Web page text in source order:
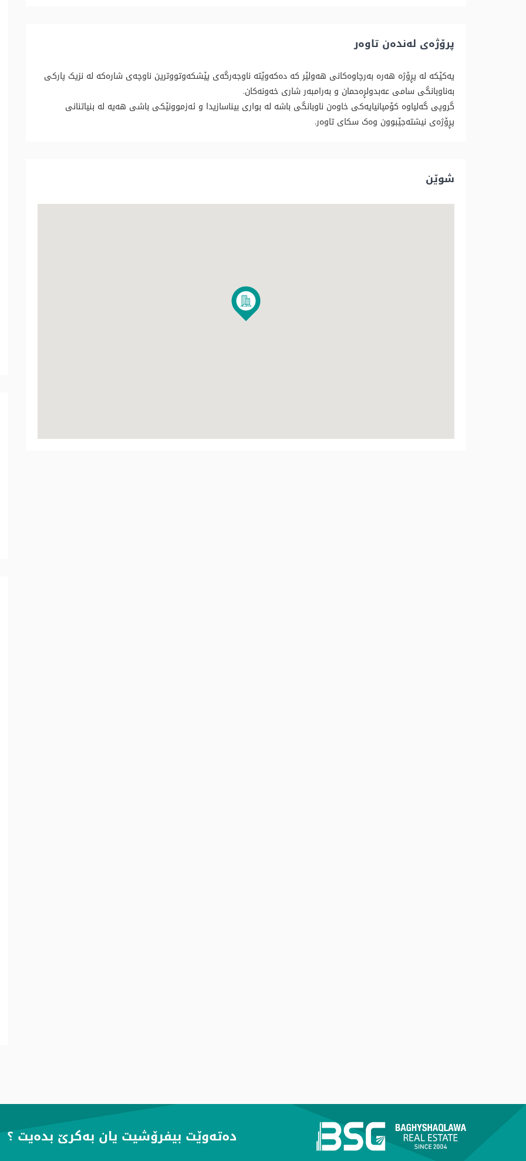
پرۆژەی لەندەن تاوەر
یەکێکە لە پڕۆژە هەرە بەرچاوەکانی هەولێر کە دەکەوێتە ناوجەرگەی پێشکەوتووترین ناوچەی شارەکە لە نزیک پارکی
بەناوبانگی سامی عەبدولڕەحمان و بەرامبەر شاری خەونەکان.
گروپی گەلیاوە کۆمپانیایەکی خاوەن ناوبانگی باشە لە بواری بیناسازیدا و ئەزموونێکی باشی هەیە لە بنیاتنانی
پڕۆژەی نیشتەجێبوون وەک سکای تاوەر.
شوێن
دەتەوێت بیفرۆشیت یان بەكرێ بدەیت ؟